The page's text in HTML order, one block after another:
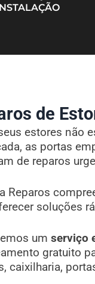
de
estores não
as portas
de reparos
Reparos
soluções
um serviço
gratuito
caixilharia,